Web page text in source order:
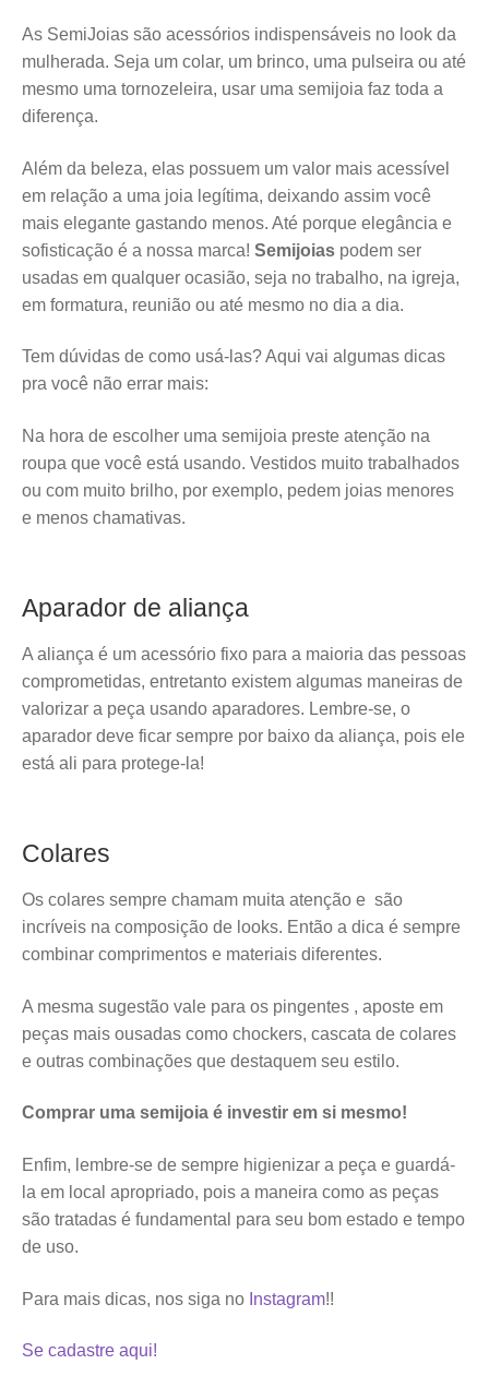
As SemiJoias são acessórios indispensáveis no look da
mulherada. Seja um colar, um brinco, uma pulseira ou até
mesmo uma tornozeleira, usar uma semijoia faz toda a
diferença.
Além da beleza, elas possuem um valor mais acessível
em relação a uma joia legítima, deixando assim você
mais elegante gastando menos. Até porque elegância e
sofisticação é a nossa marca! Semijoias podem ser
usadas em qualquer ocasião, seja no trabalho, na igreja,
em formatura, reunião ou até mesmo no dia a dia.
Tem dúvidas de como usá-las? Aqui vai algumas dicas
pra você não errar mais:
Na hora de escolher uma semijoia preste atenção na
roupa que você está usando. Vestidos muito trabalhados
ou com muito brilho, por exemplo, pedem joias menores
e menos chamativas.
Aparador de aliança
A aliança é um acessório fixo para a maioria das pessoas
comprometidas, entretanto existem algumas maneiras de
valorizar a peça usando aparadores. Lembre-se, o
aparador deve ficar sempre por baixo da aliança, pois ele
está ali para protege-la!
Colares
Os colares sempre chamam muita atenção e são
incríveis na composição de looks. Então a dica é sempre
combinar comprimentos e materiais diferentes.
A mesma sugestão vale para os pingentes , aposte em
peças mais ousadas como chockers, cascata de colares
e outras combinações que destaquem seu estilo.
Comprar uma semijoia é investir em si mesmo!
Enfim, lembre-se de sempre higienizar a peça e guardá-
la em local apropriado, pois a maneira como as peças
são tratadas é fundamental para seu bom estado e tempo
de uso.
Para mais dicas, nos siga no Instagram!!
Se cadastre aqui!